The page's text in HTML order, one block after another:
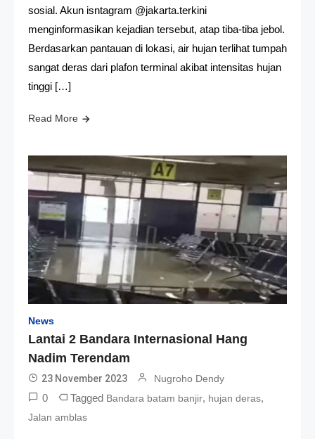
sosial. Akun isntagram @jakarta.terkini
menginformasikan kejadian tersebut, atap tiba-tiba jebol.
Berdasarkan pantauan di lokasi, air hujan terlihat tumpah
sangat deras dari plafon terminal akibat intensitas hujan
tinggi […]
Read More
News
Lantai 2 Bandara Internasional Hang
Nadim Terendam
23 November 2023 Nugroho Dendy
0 Tagged Bandara batam banjir, hujan deras,
Jalan amblas